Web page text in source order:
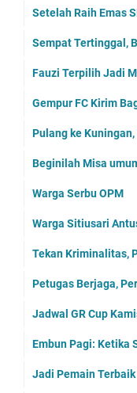
Setelah Raih Emas
Sempat Tertinggal,
Fauzi Terpilih Jadi
Gempur FC Kirim
Pulang ke Kuningan,
Beginilah Misa
Warga Serbu OPM
Warga Sitiusari
Tekan Kriminalitas,
Petugas Berjaga,
Jadwal GR Cup
Embun Pagi: Ketika
Jadi Pemain